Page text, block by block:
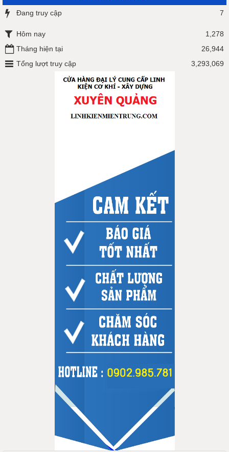
Đang truy cập 7
Hôm nay
1,278
Tháng hiện tại
26,944
Tổng lượt truy cập
3,293,069